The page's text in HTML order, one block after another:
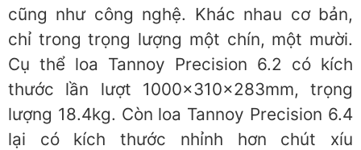
cũng như công nghệ. Khác nhau cơ bản,
chỉ trong trọng lượng một chín, một mười.
Cụ thể loa Tannoy Precision 6.2 có kích
thước lần lượt 1000x310x283mm, trọng
lượng 18.4kg. Còn loa Tannoy Precision 6.4
lại có kích thước nhỉnh hơn chút xíu